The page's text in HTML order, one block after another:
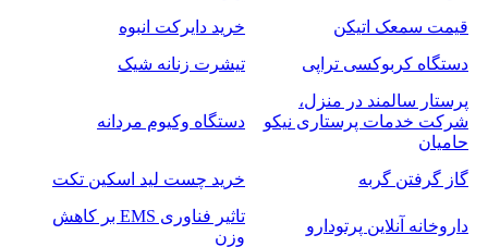
قیمت سمعک اتیکن
خرید دایرکت انبوه
دستگاه کربوکسی تراپی
تیشرت زنانه شیک
پرستار سالمند در منزل،
شرکت خدمات پرستاری نیکو
حامیان
دستگاه وکیوم مردانه
گاز گرفتن گربه خرید چست لید اسکین تکت
داروخانه آنلاین پرتودارو
تاثیر فناوری EMS بر کاهش
وزن